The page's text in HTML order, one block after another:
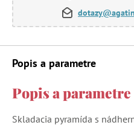
Popis a parametre
Popis a parametre
Skladacia pyramída s